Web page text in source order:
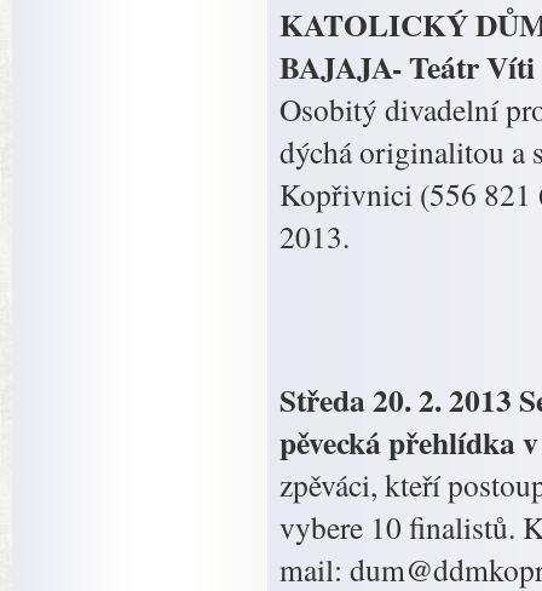
KATOLICKÝ
BAJAJA- Teátr
Osobitý divadelní
dýchá originalitou a
Kopřivnici (556 821
2013.
Středa 20. 2. 2013
pěvecká přehlídka
zpěváci, kteří
vybere 10 finalistů.
mail: